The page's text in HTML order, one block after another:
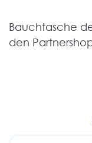
Bauchtasche
den